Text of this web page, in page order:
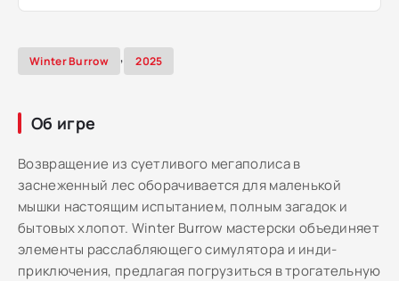
Winter Burrow , 2025
Об игре
Возвращение из суетливого мегаполиса в
заснеженный лес оборачивается для маленькой
мышки настоящим испытанием, полным загадок и
бытовых хлопот. Winter Burrow мастерски объединяет
элементы расслабляющего симулятора и инди-
приключения, предлагая погрузиться в трогательную